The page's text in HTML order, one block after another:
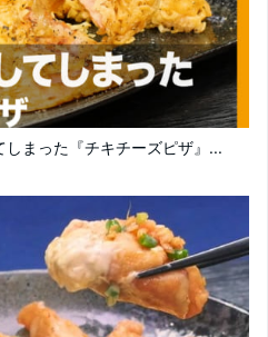
しまった『チキチーズピザ』...